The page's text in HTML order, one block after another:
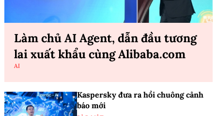
Làm chủ AI Agent, dẫn đầu tương
lai xuất khẩu cùng Alibaba.com
AI
Kaspersky đưa ra hồi chuông cảnh
báo mới